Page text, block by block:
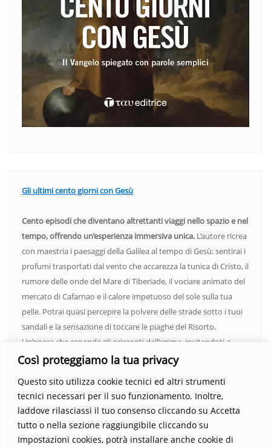
Così proteggiamo la tua privacy
Questo sito utilizza cookie tecnici ed altri strumenti
tecnici necessari per il suo funzionamento. Inoltre,
laddove rilasciassi il tuo consenso cliccando su Accetta
tutto o nella sezione raggiungibile cliccando su
Impostazioni cookies, potrà installare anche cookie di
Gli ultimi cento giorni con Gesù
Cento episodi che diventano altrettanti viaggi nello spazio e nel
tempo, offrendo un’esperienza immersiva unica. L’autore ricrea
con maestria i paesaggi della Galilea al tempo di Gesù: sentirai i
profumi trasportati dal vento che accarezza la tunica di Cristo, il
rumore delle onde del Mare di Tiberiade, il vociare animato del
mercato di Cafarnao e il calore impetuoso del sole sulla tua
pelle. Potrai quasi percepire la polvere delle strade sotto i tuoi
sandali e la sensazione di toccare le piaghe del Risorto.
Un’opera che espande gli orizzonti dell’anima, invitandoti a
vedere oltre i confini del conosciuto. Scopri un mondo in cui
indimenticabile.Non perdere l’occasione di immergerti in
questo viaggio straordinario. Acquista il libro e lascia che la
Parola trasformi la tua vita